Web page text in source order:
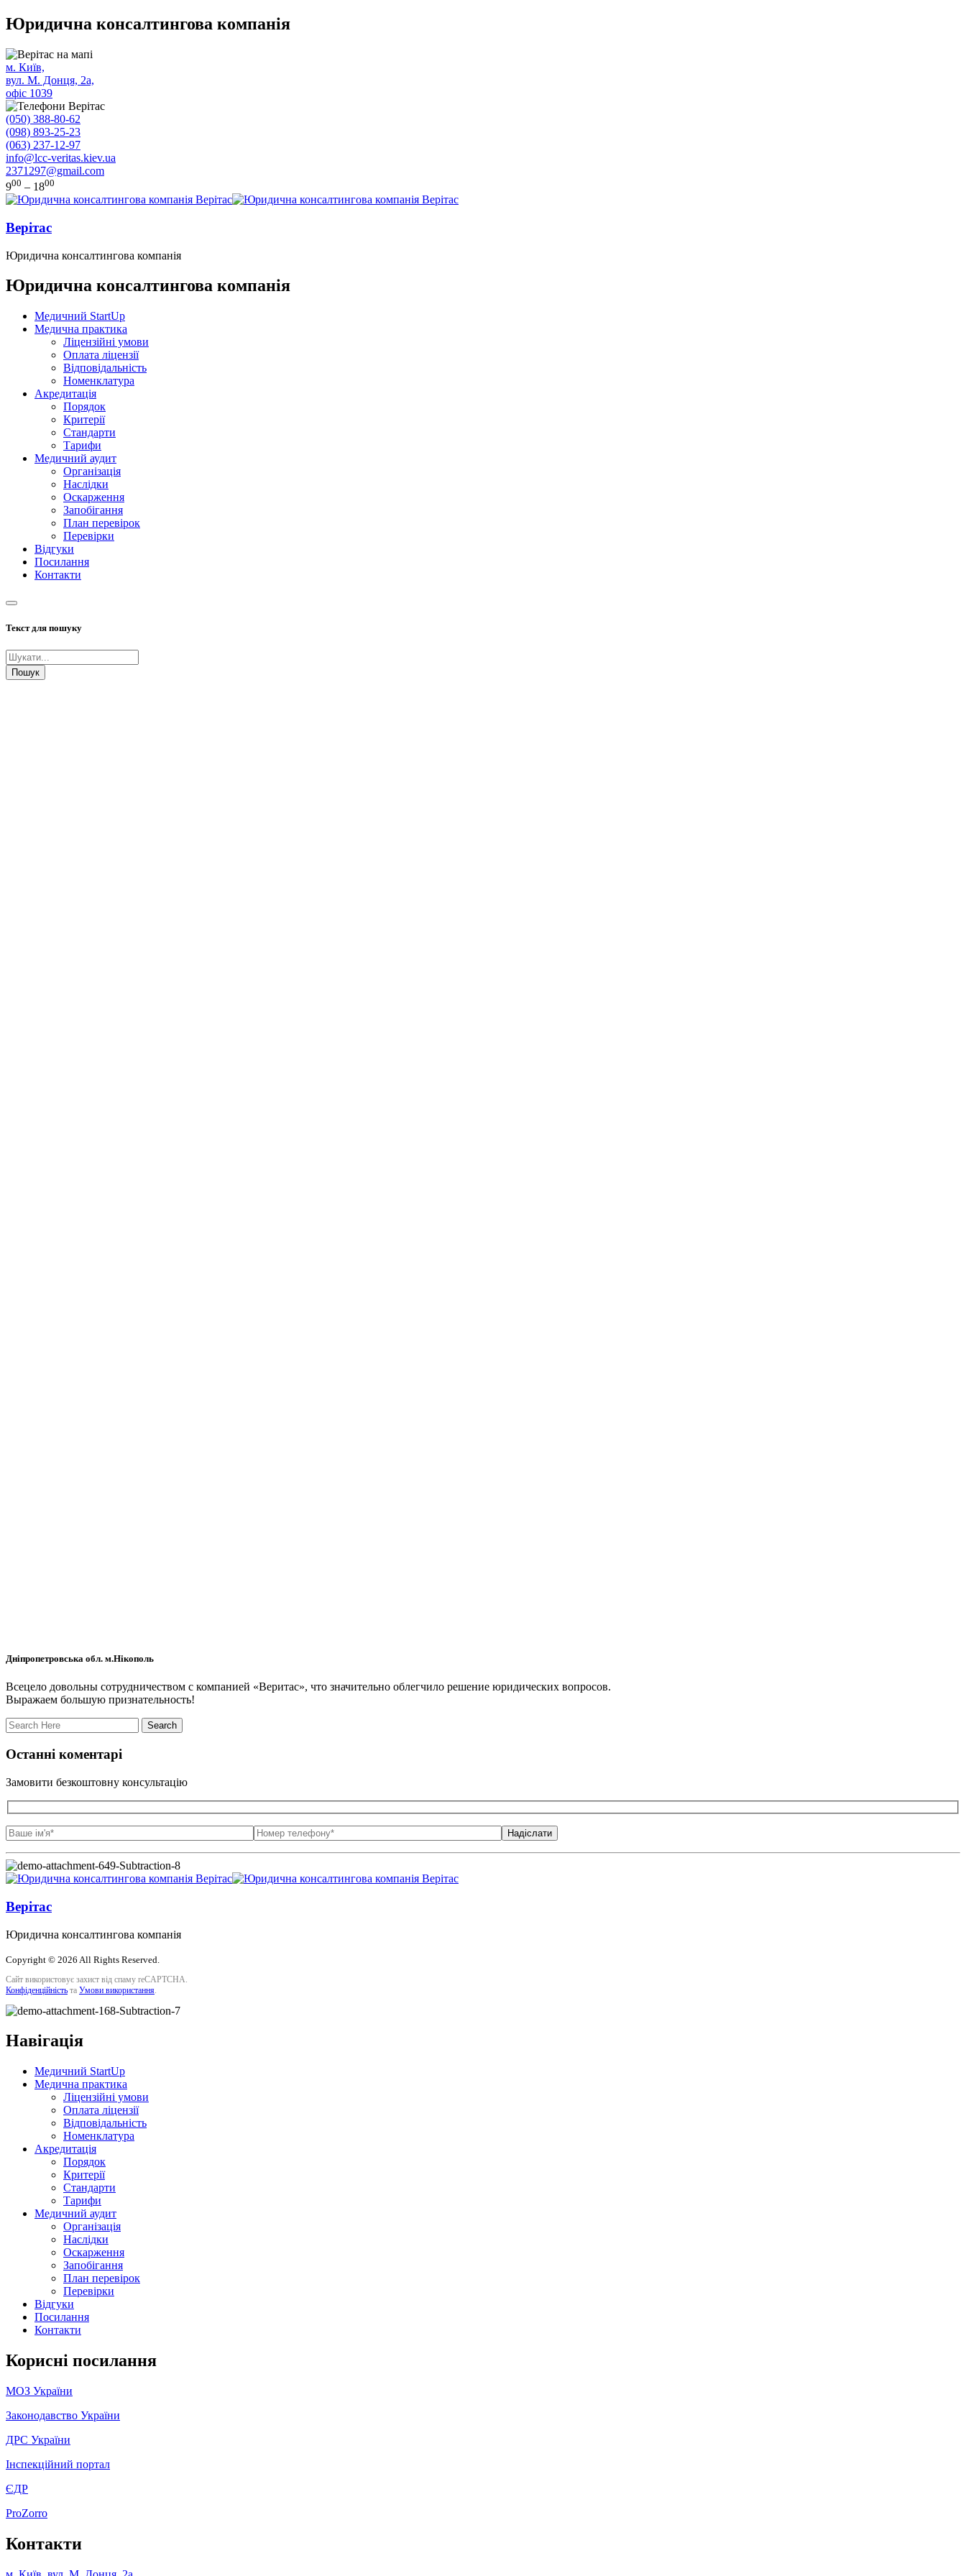
Юридична консалтингова компанія
м. Київ,
вул. М. Донця, 2а,
офіс 1039
(050) 388-80-62
(098) 893-25-23
(063) 237-12-97
info@lcc-veritas.kiev.ua
2371297@gmail.com
900 – 1800
Верітас
Юридична консалтингова компанія
Юридична консалтингова компанія
Медичний StartUp
Медична практика
Ліцензійні умови
Оплата ліцензії
Відповідальність
Номенклатура
Акредитація
Порядок
Критерії
Стандарти
Тарифи
Медичний аудит
Організація
Наслідки
Оскарження
Запобігання
План перевірок
Перевірки
Відгуки
Посилання
Контакти
Текст для пошуку
Дніпропетровська обл. м.Нікополь
Всецело довольны сотрудничеством с компанией «Веритас», что значительно облегчило решение юридических вопросов.
Выражаем большую признательность!
Останні коментарі
Замовити безкоштовну консультацію
Верітас
Юридична консалтингова компанія
Copyright © 2026 All Rights Reserved.
Сайт використовує захист від спаму reCAPTCHA.
Конфіденційність та Умови використання
Навігація
Медичний StartUp
Медична практика
Ліцензійні умови
Оплата ліцензії
Відповідальність
Номенклатура
Акредитація
Порядок
Критерії
Стандарти
Тарифи
Медичний аудит
Організація
Наслідки
Оскарження
Запобігання
План перевірок
Перевірки
Відгуки
Посилання
Контакти
Корисні посилання
МОЗ України
Законодавство України
ДРС України
Інспекційний портал
ЄДР
ProZorro
Контакти